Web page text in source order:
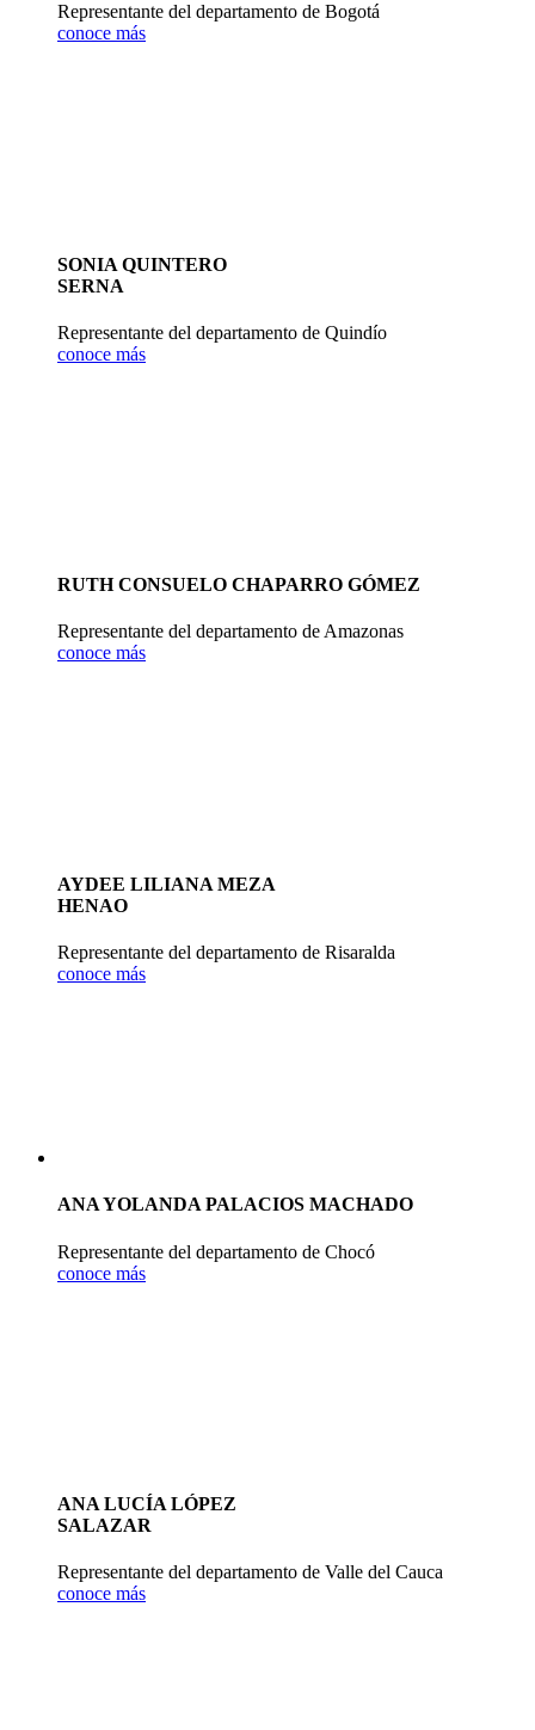
Representante del departamento de Bogotá
conoce más
SONIA QUINTERO
SERNA
Representante del departamento de Quindío
conoce más
RUTH CONSUELO CHAPARRO GÓMEZ
Representante del departamento de Amazonas
conoce más
AYDEE LILIANA MEZA
HENAO
Representante del departamento de Risaralda
conoce más
ANA YOLANDA PALACIOS MACHADO
Representante del departamento de Chocó
conoce más
ANA LUCÍA LÓPEZ
SALAZAR
Representante del departamento de Valle del Cauca
conoce más